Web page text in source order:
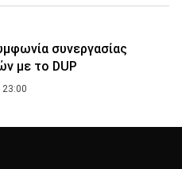
συνεργασίας
με το DUP
23:00